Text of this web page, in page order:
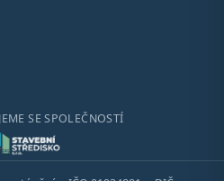
SE SPOLEČNOSTÍ